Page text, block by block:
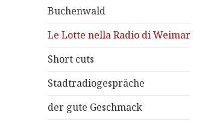
Buchenwald
Le Lotte nella Radio di Weimar
Short cuts
Stadtradiogespräche
der gute Geschmack